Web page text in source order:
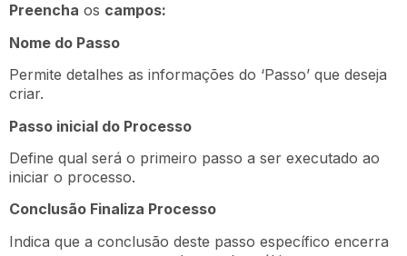
Preencha os campos:
Nome do Passo
Permite detalhes as informações do ‘Passo’ que deseja
criar.
Passo inicial do Processo
Define qual será o primeiro passo a ser executado ao
iniciar o processo.
Conclusão Finaliza Processo
Indica que a conclusão deste passo específico encerra